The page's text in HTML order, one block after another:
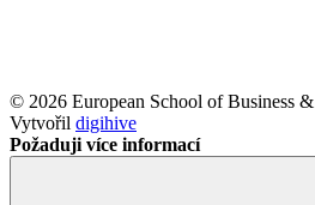
© 2026 European School of Business
Vytvořil digihive
Požaduji více informací